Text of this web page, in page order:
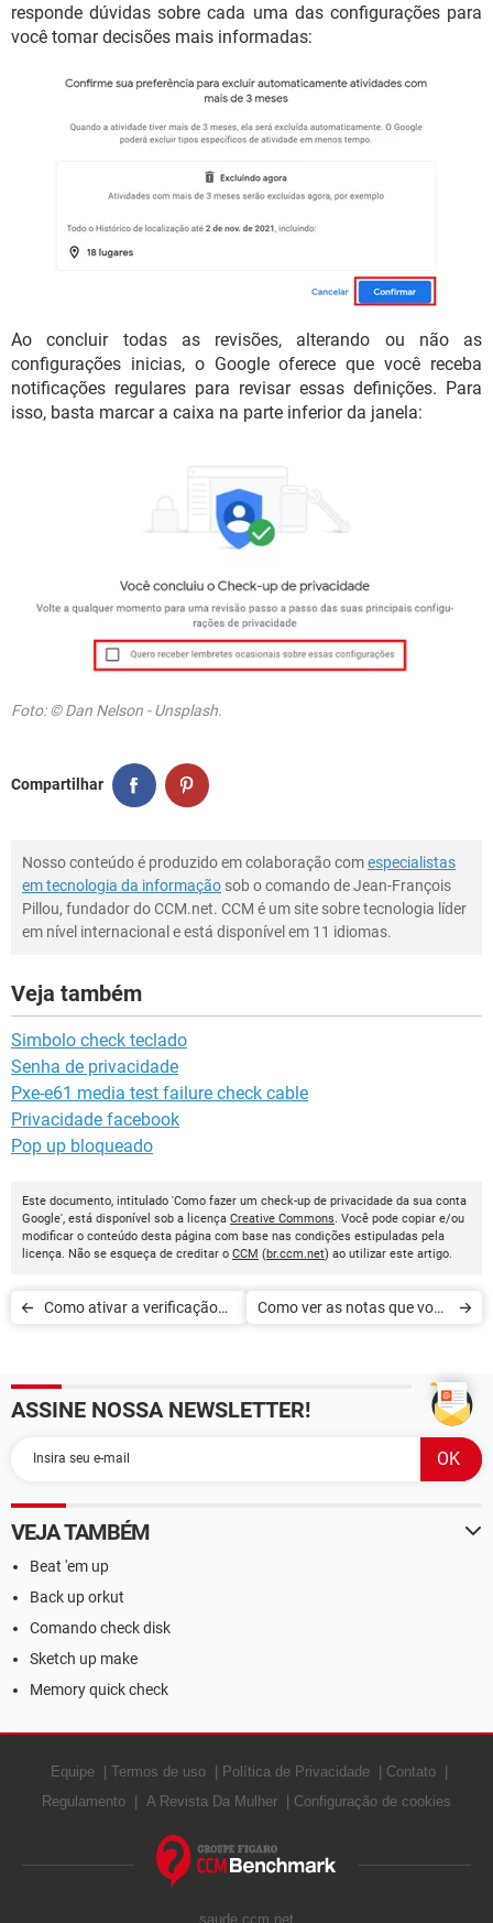
responde dúvidas sobre cada uma das configurações para
você tomar decisões mais informadas:
Ao concluir todas as revisões, alterando ou não as
configurações inicias, o Google oferece que você receba
notificações regulares para revisar essas definições. Para
isso, basta marcar a caixa na parte inferior da janela:
Foto: © Dan Nelson - Unsplash.
Compartilhar
Nosso conteúdo é produzido em colaboração comespecialistas
em tecnologia da informação sob o comando de Jean-François
Pillou, fundador do CCM.net. CCM é um site sobre tecnologia líder
em nível internacional e está disponível em 11 idiomas.
Veja também
Simbolo check teclado
Senha de privacidade
Pxe-e61 media test failure check cable
Privacidade facebook
Pop up bloqueado
Este documento, intitulado 'Como fazer um check-up de privacidade da sua conta
Google', está disponível sob a licença Creative Commons . Você pode copiar e/ou
modificar o conteúdo desta página com base nas condições estipuladas pela
licença. Não se esqueça de creditar o CCM (br.ccm.net) ao utilizar este artigo.
Como ativar a verificação
Como ver as notas que você
ASSINE NOSSA NEWSLETTER!
VEJA TAMBÉM
Beat 'em up
Back up orkut
Comando check disk
Sketch up make
Memory quick check
Equipe Termos de uso Política de Privacidade
Contato
Regulamento
A Revista Da Mulher Configuração de cookies
saude.ccm.net